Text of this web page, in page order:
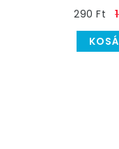
Tányér -
290 Ft